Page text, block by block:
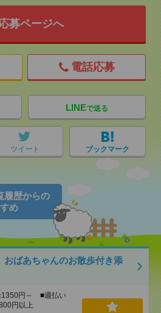
募ページへ
電話応募
LINEで送る
ツイート ブックマーク
履歴からの
め
おばあちゃんのお散歩付き添
1350円～ ■週払い
円以上